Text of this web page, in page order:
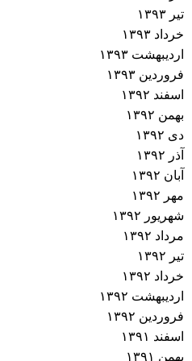
تیر ۱۳۹۳
خرداد ۱۳۹۳
اردیبهشت ۱۳۹۳
فروردین ۱۳۹۳
اسفند ۱۳۹۲
بهمن ۱۳۹۲
دی ۱۳۹۲
آذر ۱۳۹۲
آبان ۱۳۹۲
مهر ۱۳۹۲
شهریور ۱۳۹۲
مرداد ۱۳۹۲
تیر ۱۳۹۲
خرداد ۱۳۹۲
اردیبهشت ۱۳۹۲
فروردین ۱۳۹۲
اسفند ۱۳۹۱
بهمن ۱۳۹۱